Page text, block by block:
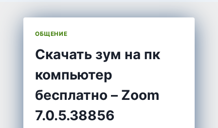
ОБЩЕНИЕ
Cкачать зум на пк
компьютер
бесплатно – Zoom
7.0.5.38856